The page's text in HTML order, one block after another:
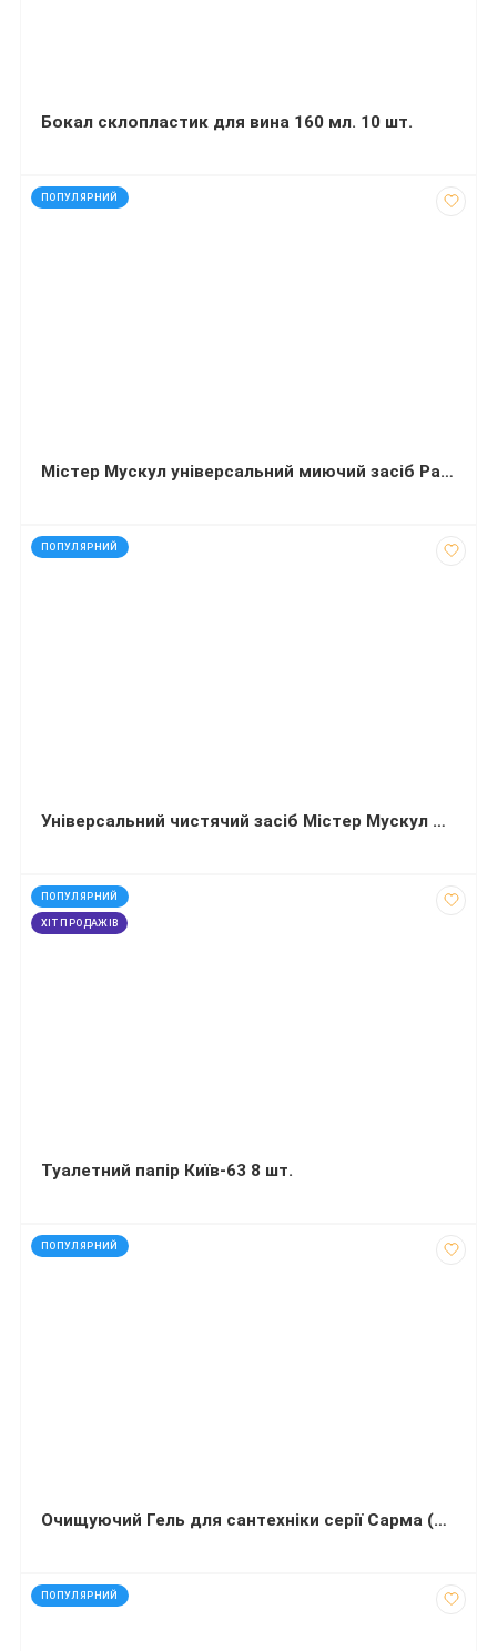
Бокал склопластик для вина 160 мл. 10 шт.
ПОПУЛЯРНИЙ
код: 60583
Містер Мускул універсальний миючий засіб Ранкова свіжість 500 мл
ПОПУЛЯРНИЙ
код: 91691
Універсальний чистячий засіб Містер Мускул Після дощу 500 мл
ПОПУЛЯРНИЙ
ХІТ ПРОДАЖІВ
код: 50187
Туалетний папір Київ-63 8 шт.
ПОПУЛЯРНИЙ
код: 120367
Очищуючий Гель для сантехніки серії Сарма (750 мл)
ПОПУЛЯРНИЙ
код: 40734